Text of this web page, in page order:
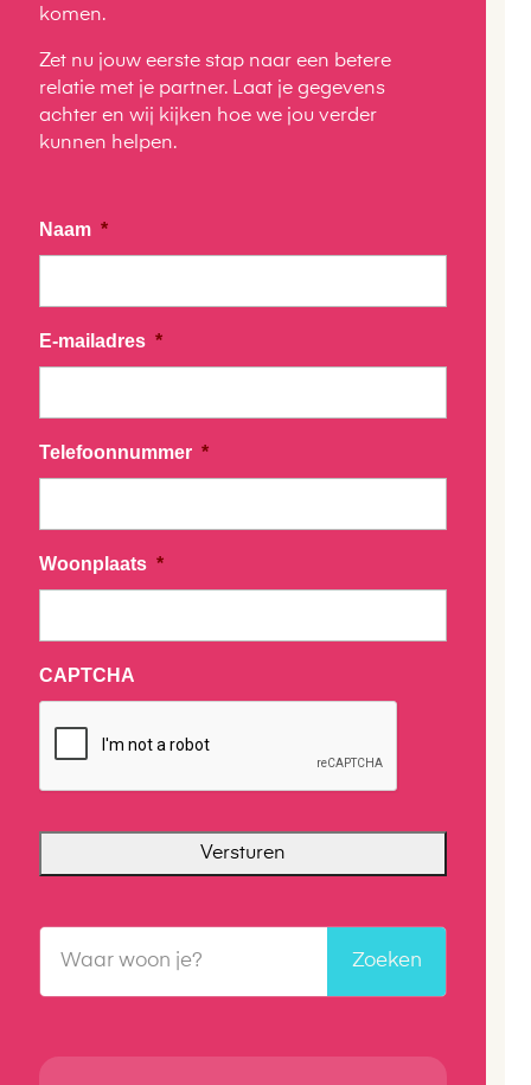
komen.
Zet nu jouw eerste stap naar een betere
relatie met je partner. Laat je gegevens
achter en wij kijken hoe we jou verder
kunnen helpen.
Naam *
E-mailadres *
Telefoonnummer *
Woonplaats *
CAPTCHA